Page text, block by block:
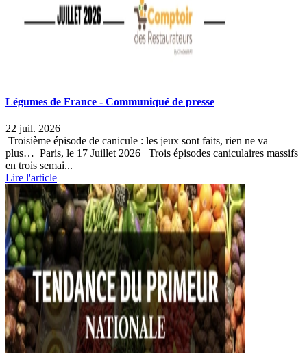
Légumes de France - Communiqué de presse
22 juil. 2026
Troisième épisode de canicule : les jeux sont faits, rien ne va
plus… Paris, le 17 Juillet 2026 Trois épisodes caniculaires massifs
en trois semai...
Lire l'article